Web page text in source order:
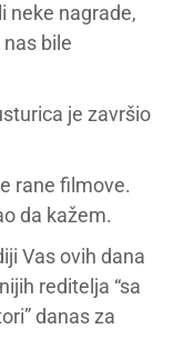
neke nagrade,
bile
je završio
rane filmove.
da kažem.
Vas ovih dana
reditelja “sa
danas za